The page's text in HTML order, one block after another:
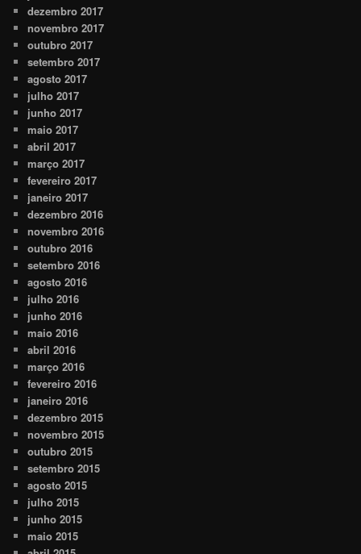
dezembro 2017
novembro 2017
outubro 2017
setembro 2017
agosto 2017
julho 2017
junho 2017
maio 2017
abril 2017
março 2017
fevereiro 2017
janeiro 2017
dezembro 2016
novembro 2016
outubro 2016
setembro 2016
agosto 2016
julho 2016
junho 2016
maio 2016
abril 2016
março 2016
fevereiro 2016
janeiro 2016
dezembro 2015
novembro 2015
outubro 2015
setembro 2015
agosto 2015
julho 2015
junho 2015
maio 2015